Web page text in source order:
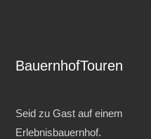
BauernhofTouren
Seid zu Gast auf einem
Erlebnisbauernhof.